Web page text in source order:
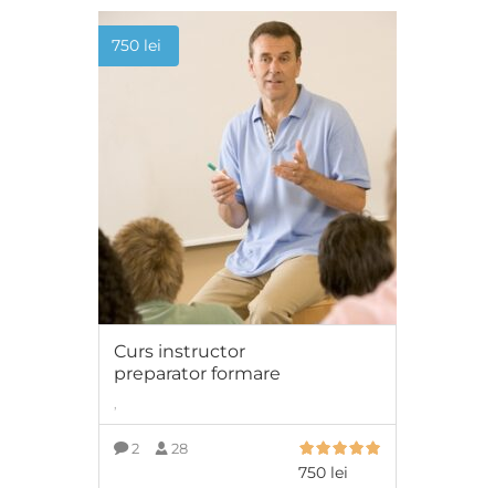
750 lei
Curs instructor
preparator formare
2 28
750 lei